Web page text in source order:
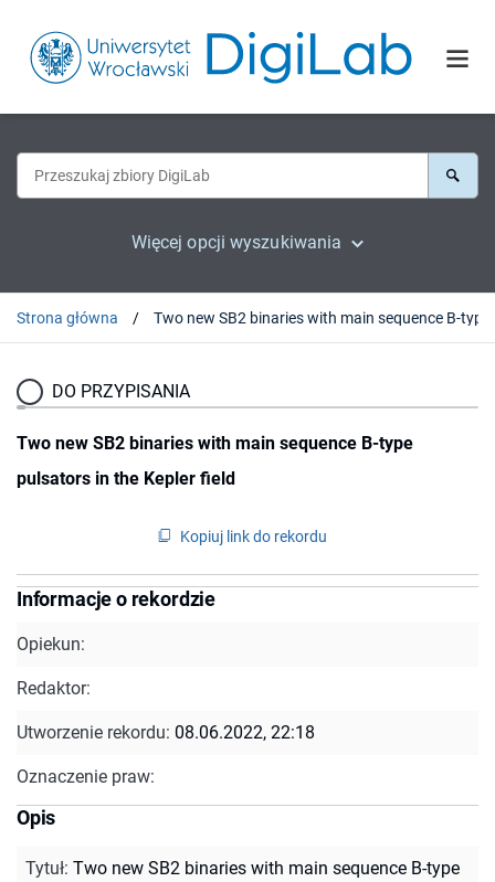
Więcej opcji wyszukiwania
Strona główna
DO PRZYPISANIA
Two new SB2 binaries with main sequence B-type
pulsators in the Kepler field
Kopiuj link do rekordu
Informacje o rekordzie
Opiekun:
Redaktor:
Utworzenie rekordu: 08.06.2022, 22:18
Oznaczenie praw:
Opis
Tytuł: Two new SB2 binaries with main sequence B-type